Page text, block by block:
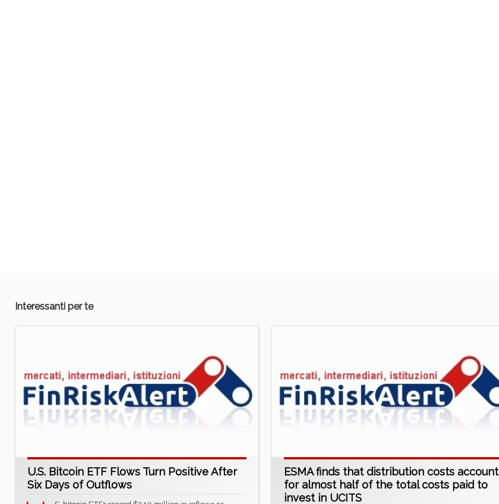
Interessanti per te
U.S. Bitcoin ETF Flows Turn Positive After
Six Days of Outflows
ESMA finds that distribution costs account
for almost half of the total costs paid to
invest in UCITS